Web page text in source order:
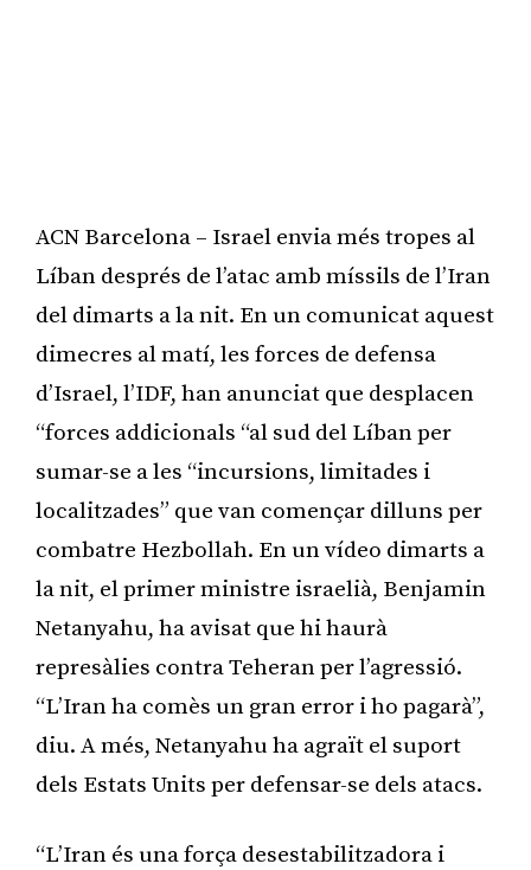
ACN Barcelona – Israel envia més tropes al
Líban després de l’atac amb míssils de l’Iran
del dimarts a la nit. En un comunicat aquest
dimecres al matí, les forces de defensa
d’Israel, l’IDF, han anunciat que desplacen
“forces addicionals “al sud del Líban per
sumar-se a les “incursions, limitades i
localitzades” que van començar dilluns per
combatre Hezbollah. En un vídeo dimarts a
la nit, el primer ministre israelià, Benjamin
Netanyahu, ha avisat que hi haurà
represàlies contra Teheran per l’agressió.
“L’Iran ha comès un gran error i ho pagarà”,
diu. A més, Netanyahu ha agraït el suport
dels Estats Units per defensar-se dels atacs.
“L’Iran és una força desestabilitzadora i